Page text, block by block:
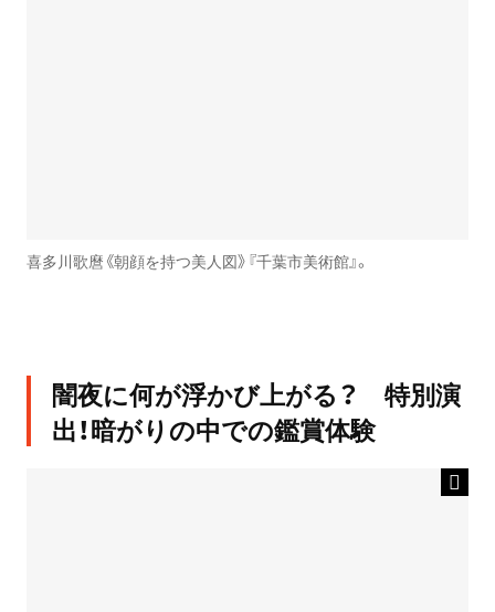
喜多川歌麿《朝顔を持つ美人図》『千葉市美術館』。
闇夜に何が浮かび上がる？ 特別演
出！暗がりの中での鑑賞体験